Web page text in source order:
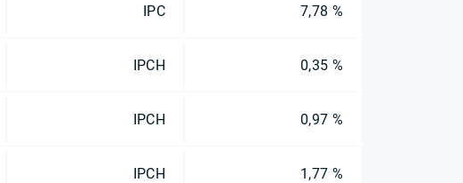
IPC 7,78 %
IPCH 0,35 %
IPCH 0,97 %
IPCH 1,77 %